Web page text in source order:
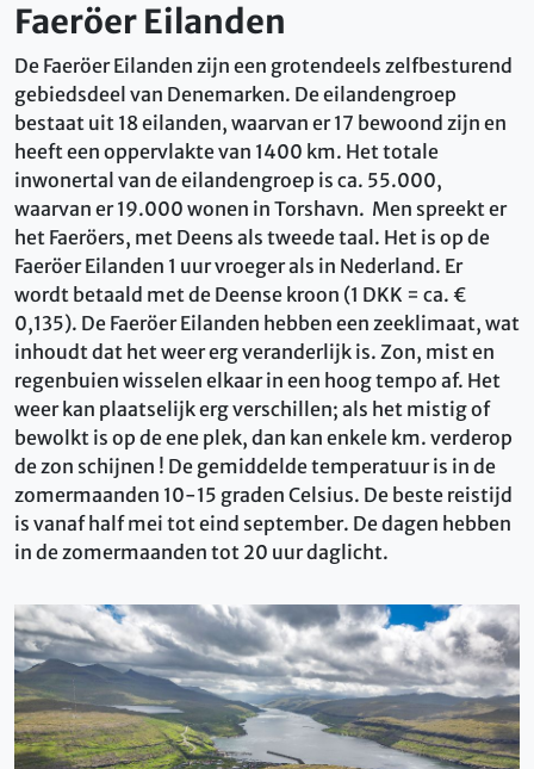
Faeröer Eilanden
De Faeröer Eilanden zijn een grotendeels zelfbesturend
gebiedsdeel van Denemarken. De eilandengroep
bestaat uit 18 eilanden, waarvan er 17 bewoond zijn en
heeft een oppervlakte van 1400 km. Het totale
inwonertal van de eilandengroep is ca. 55.000,
waarvan er 19.000 wonen in Torshavn. Men spreekt er
het Faeröers, met Deens als tweede taal. Het is op de
Faeröer Eilanden 1 uur vroeger als in Nederland. Er
wordt betaald met de Deense kroon (1 DKK = ca. €
0,135). De Faeröer Eilanden hebben een zeeklimaat, wat
inhoudt dat het weer erg veranderlijk is. Zon, mist en
regenbuien wisselen elkaar in een hoog tempo af. Het
weer kan plaatselijk erg verschillen; als het mistig of
bewolkt is op de ene plek, dan kan enkele km. verderop
de zon schijnen ! De gemiddelde temperatuur is in de
zomermaanden 10-15 graden Celsius. De beste reistijd
is vanaf half mei tot eind september. De dagen hebben
in de zomermaanden tot 20 uur daglicht.